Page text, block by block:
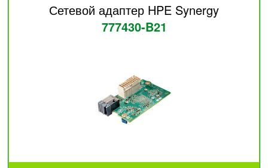
Сетевой адаптер HPE Synergy
777430-B21